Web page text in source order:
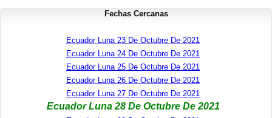
Fechas Cercanas
Ecuador Luna 23 De Octubre De 2021
Ecuador Luna 24 De Octubre De 2021
Ecuador Luna 25 De Octubre De 2021
Ecuador Luna 26 De Octubre De 2021
Ecuador Luna 27 De Octubre De 2021
Ecuador Luna 28 De Octubre De 2021